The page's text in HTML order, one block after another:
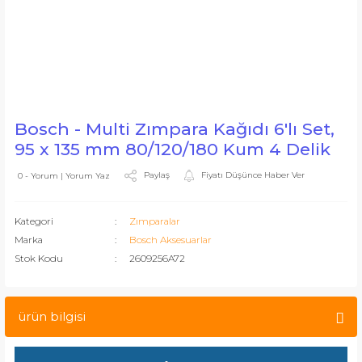
Bosch - Multi Zımpara Kağıdı 6'lı Set,
95 x 135 mm 80/120/180 Kum 4 Delik
0 - Yorum | Yorum Yaz Paylaş Fiyatı Düşünce Haber Ver
Kategori
Zımparalar
Marka
Bosch Aksesuarlar
Stok Kodu
2609256A72
ürün bilgisi